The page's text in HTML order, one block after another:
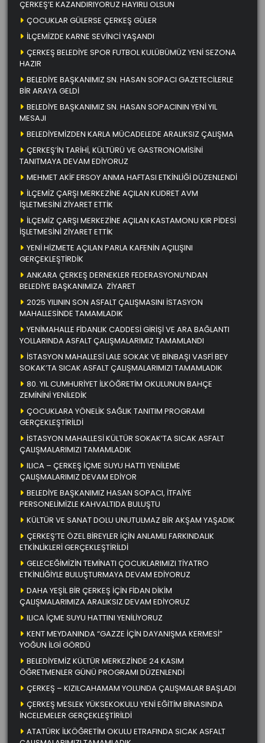
ÇERKEŞ’E KAZANDIRIYORUZ HAYIRLI OLSUN
ÇOCUKLAR GÜLERSE ÇERKEŞ GÜLER
İLÇEMİZDE KARNE SEVİNCİ YAŞANDI
ÇERKEŞ BELEDİYE SPOR FUTBOL KULÜBÜMÜZ YENİ SEZONA
HAZIR
BELEDİYE BAŞKANIMIZ SN. HASAN SOPACI GAZETECİLERLE
BİR ARAYA GELDİ
BELEDİYE BAŞKANIMIZ SN. HASAN SOPACININ YENİ YIL
MESAJI
BELEDİYEMİZDEN KARLA MÜCADELEDE ARALIKSIZ ÇALIŞMA
ÇERKEŞ’İN TARİHİ, KÜLTÜRÜ VE GASTRONOMİSİNİ
TANITMAYA DEVAM EDİYORUZ
MEHMET AKİF ERSOY ANMA HAFTASI ETKİNLİĞİ DÜZENLENDİ
İLÇEMİZ ÇARŞI MERKEZİNE AÇILAN KUDRET AVM
İŞLETMESİNİ ZİYARET ETTİK
İLÇEMİZ ÇARŞI MERKEZİNE AÇILAN KASTAMONU KIR PİDESİ
İŞLETMESİNİ ZİYARET ETTİK
YENİ HİZMETE AÇILAN PARLA KAFENİN AÇILIŞINI
GERÇEKLEŞTİRDİK
ANKARA ÇERKEŞ DERNEKLER FEDERASYONU’NDAN
BELEDİYE BAŞKANIMIZA ZİYARET
2025 YILININ SON ASFALT ÇALIŞMASINI İSTASYON
MAHALLESİNDE TAMAMLADIK
YENİMAHALLE FİDANLIK CADDESİ GİRİŞİ VE ARA BAĞLANTI
YOLLARINDA ASFALT ÇALIŞMALARIMIZ TAMAMLANDI
İSTASYON MAHALLESİ LALE SOKAK VE BİNBAŞI VASFİ BEY
SOKAK’TA SICAK ASFALT ÇALIŞMALARIMIZI TAMAMLADIK
80. YIL CUMHURİYET İLKÖĞRETİM OKULUNUN BAHÇE
ZEMİNİNİ YENİLEDİK
ÇOCUKLARA YÖNELİK SAĞLIK TANITIM PROGRAMI
GERÇEKLEŞTİRİLDİ
İSTASYON MAHALLESİ KÜLTÜR SOKAK’TA SICAK ASFALT
ÇALIŞMALARIMIZI TAMAMLADIK
ILICA – ÇERKEŞ İÇME SUYU HATTI YENİLEME
ÇALIŞMALARIMIZ DEVAM EDİYOR
BELEDİYE BAŞKANIMIZ HASAN SOPACI, İTFAİYE
PERSONELİMİZLE KAHVALTIDA BULUŞTU
KÜLTÜR VE SANAT DOLU UNUTULMAZ BİR AKŞAM YAŞADIK
ÇERKEŞ’TE ÖZEL BİREYLER İÇİN ANLAMLI FARKINDALIK
ETKİNLİKLERİ GERÇEKLEŞTİRİLDİ
GELECEĞİMİZİN TEMİNATI ÇOCUKLARIMIZI TİYATRO
ETKİNLİĞİYLE BULUŞTURMAYA DEVAM EDİYORUZ
DAHA YEŞİL BİR ÇERKEŞ İÇİN FİDAN DİKİM
ÇALIŞMALARIMIZA ARALIKSIZ DEVAM EDİYORUZ
ILICA İÇME SUYU HATTINI YENİLİYORUZ
KENT MEYDANINDA “GAZZE İÇİN DAYANIŞMA KERMESİ”
YOĞUN İLGİ GÖRDÜ
BELEDİYEMİZ KÜLTÜR MERKEZİNDE 24 KASIM
ÖĞRETMENLER GÜNÜ PROGRAMI DÜZENLENDİ
ÇERKEŞ – KIZILCAHAMAM YOLUNDA ÇALIŞMALAR BAŞLADI
ÇERKEŞ MESLEK YÜKSEKOKULU YENİ EĞİTİM BİNASINDA
İNCELEMELER GERÇEKLEŞTİRİLDİ
ATATÜRK İLKÖĞRETİM OKULU ETRAFINDA SICAK ASFALT